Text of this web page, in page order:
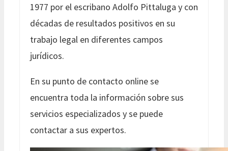
1977 por el escribano Adolfo Pittaluga y con
décadas de resultados positivos en su
trabajo legal en diferentes campos
jurídicos.
En su punto de contacto online se
encuentra toda la información sobre sus
servicios especializados y se puede
contactar a sus expertos.